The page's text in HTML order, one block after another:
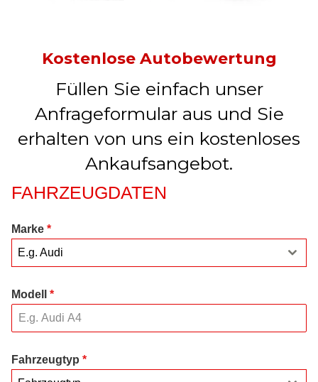
Kostenlose Autobewertung
Füllen Sie einfach unser
Anfrageformular aus und Sie
erhalten von uns ein kostenloses
Ankaufsangebot.
FAHRZEUGDATEN
Marke *
E.g. Audi
Modell *
Fahrzeugtyp *